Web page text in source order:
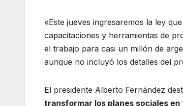
«Este jueves ingresaremos la ley
capacitaciones y herramientas de
el trabajo para casi un millón de
aunque no incluyó los detalles del
El presidente Alberto Fernández
transformar los planes sociales en